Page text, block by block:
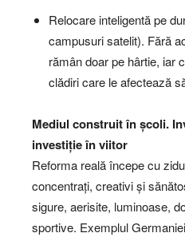
Relocare inteligentă pe
campusuri satelit). Fără
rămân doar pe hârtie, iar
clădiri care le afectează
Mediul construit în școli.
investiție în viitor
Reforma reală începe cu
concentrați, creativi și
sigure, aerisite, luminoase,
sportive. Exemplul